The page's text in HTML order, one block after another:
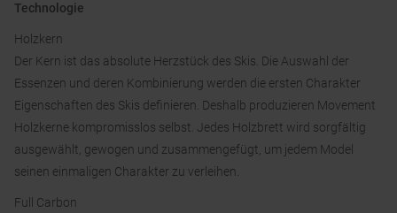
Technologie
Holzkern
Der Kern ist das absolute Herzstück des Skis. Die Auswahl der
Essenzen und deren Kombinierung werden die ersten Charakter
Eigenschaften des Skis definieren. Deshalb produzieren Movement
Holzkerne kompromisslos selbst. Jedes Holzbrett wird sorgfältig
ausgewählt, gewogen und zusammengefügt, um jedem Model
seinen einmaligen Charakter zu verleihen.
Full Carbon